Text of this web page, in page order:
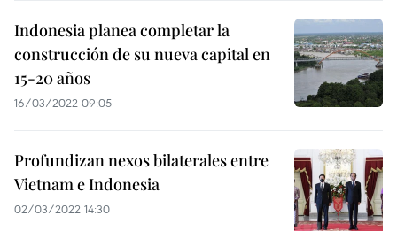
Indonesia planea completar la
construcción de su nueva capital en
15-20 años
16/03/2022 09:05
Profundizan nexos bilaterales entre
Vietnam e Indonesia
02/03/2022 14:30